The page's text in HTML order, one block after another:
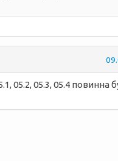
05.2, 05.3, 05.4 повинна